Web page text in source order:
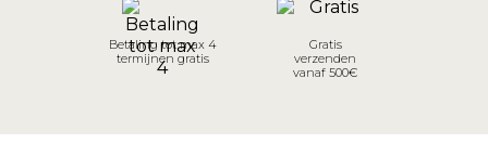
Betaling tot max 4
termijnen gratis
Gratis
verzenden
vanaf 500€